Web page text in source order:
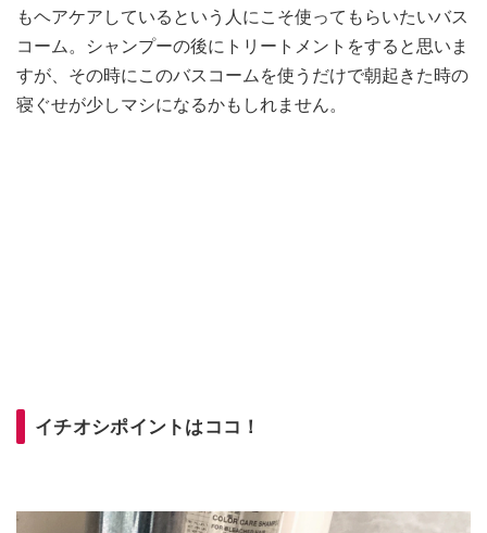
もヘアケアしているという人にこそ使ってもらいたいバス
コーム。シャンプーの後にトリートメントをすると思いま
すが、その時にこのバスコームを使うだけで朝起きた時の
寝ぐせが少しマシになるかもしれません。
イチオシポイントはココ！